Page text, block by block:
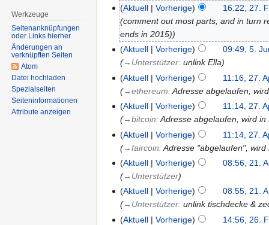
Aktuell
Vorherige
16:22, 27.
comment out most parts, and in turn
ends in 2015)
Aktuell
Vorherige
09:49, 5.
→‎Unterstützer:unlink Ella
Aktuell
Vorherige
11:16, 27.
→‎ethereum:Adresse abgelaufen,
Aktuell
Vorherige
11:14, 27.
→‎bitcoin:Adresse abgelaufen, wird
Aktuell
Vorherige
11:14, 27.
→‎faircoin:Adresse "abgelaufen",
Aktuell
Vorherige
08:56, 21.
→‎Unterstützer
Aktuell
Vorherige
08:55, 21.
→‎Unterstützer:unlink tischdecke &
Aktuell
Vorherige
14:56, 26.
Werkzeuge
Seitenanknüpfungen
oder Links hierher
Änderungen an
verknüpften Seiten
Atom
Datei hochladen
Spezialseiten
Seiten­informationen
Attribute anzeigen